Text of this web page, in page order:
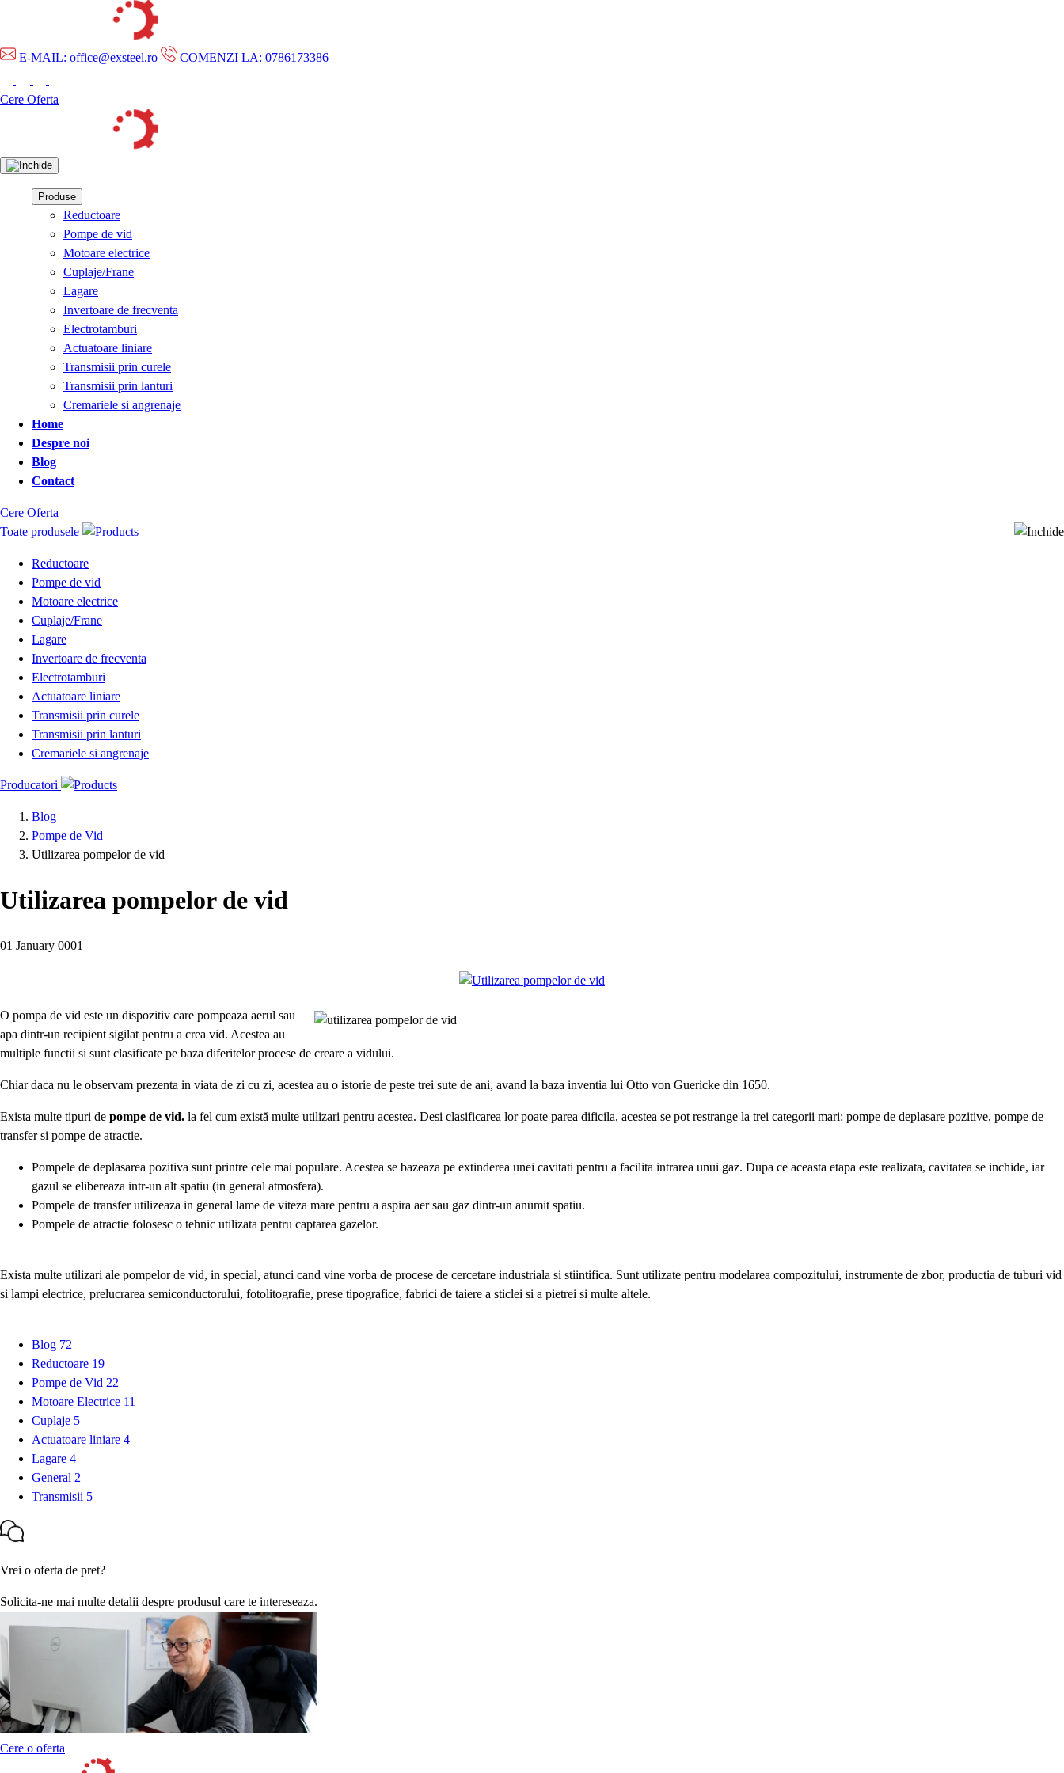
E-MAIL: office@exsteel.ro COMENZI LA: 0786173386
Cere Oferta
Produse
Reductoare
Pompe de vid
Motoare electrice
Cuplaje/Frane
Lagare
Invertoare de frecventa
Electrotamburi
Actuatoare liniare
Transmisii prin curele
Transmisii prin lanturi
Cremariele si angrenaje
Home
Despre noi
Blog
Contact
Cere Oferta
Toate produsele
Reductoare
Pompe de vid
Motoare electrice
Cuplaje/Frane
Lagare
Invertoare de frecventa
Electrotamburi
Actuatoare liniare
Transmisii prin curele
Transmisii prin lanturi
Cremariele si angrenaje
Producatori
Blog
Pompe de Vid
Utilizarea pompelor de vid
Utilizarea pompelor de vid
01 January 0001
O pompa de vid este un dispozitiv care pompeaza aerul sau
apa dintr-un recipient sigilat pentru a crea vid. Acestea au
multiple functii si sunt clasificate pe baza diferitelor procese de creare a vidului.
Chiar daca nu le observam prezenta in viata de zi cu zi, acestea au o istorie de peste trei sute de ani, avand la baza inventia lui Otto von Guericke din 1650.
Exista multe tipuri de pompe de vid. la fel cum există multe utilizari pentru acestea. Desi clasificarea lor poate parea dificila, acestea se pot restrange la trei categorii mari: pompe de deplasare pozitive, pompe de
transfer si pompe de atractie.
Pompele de deplasarea pozitiva sunt printre cele mai populare. Acestea se bazeaza pe extinderea unei cavitati pentru a facilita intrarea unui gaz. Dupa ce aceasta etapa este realizata, cavitatea se inchide, iar
gazul se elibereaza intr-un alt spatiu (in general atmosfera).
Pompele de transferutilizeaza in general lame de viteza mare pentru a aspira aer sau gaz dintr-un anumit spatiu.
Pompele de atractie folosesc o tehnic utilizata pentru captarea gazelor.
Exista multe utilizari ale pompelor de vid, in special, atunci cand vine vorba de procese de cercetare industriala si stiintifica. Sunt utilizate pentru modelarea compozitului, instrumente de zbor, productia de tuburi vid
si lampi electrice, prelucrarea semiconductorului, fotolitografie, prese tipografice, fabrici de taiere a sticlei si a pietrei si multe altele.
Blog 72
Reductoare 19
Pompe de Vid 22
Motoare Electrice 11
Cuplaje 5
Actuatoare liniare 4
Lagare 4
General 2
Transmisii 5
Vrei o oferta de pret?
Solicita-ne mai multe detalii despre produsul care te intereseaza.
Cere o oferta